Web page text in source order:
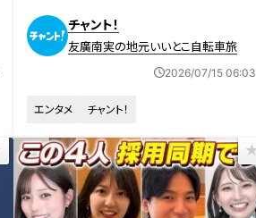
ベンジの結果は？
チャント！
友廣南実の地元いいとこ自転車旅
2026/07/15 06:03
エンタメ チャント！